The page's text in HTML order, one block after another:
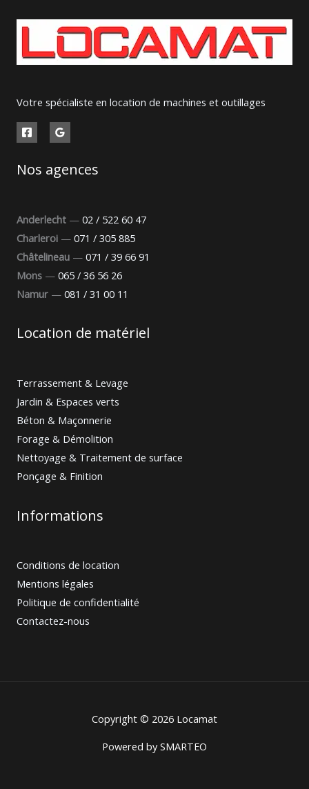
Votre spécialiste en location de machines et outillages
Nos agences
Anderlecht — 02 / 522 60 47
Charleroi — 071 / 305 885
Châtelineau — 071 / 39 66 91
Mons — 065 / 36 56 26
Namur — 081 / 31 00 11
Location de matériel
Terrassement & Levage
Jardin & Espaces verts
Béton & Maçonnerie
Forage & Démolition
Nettoyage & Traitement de surface
Ponçage & Finition
Informations
Conditions de location
Mentions légales
Politique de confidentialité
Contactez-nous
Copyright © 2026 Locamat
Powered bySMARTEO